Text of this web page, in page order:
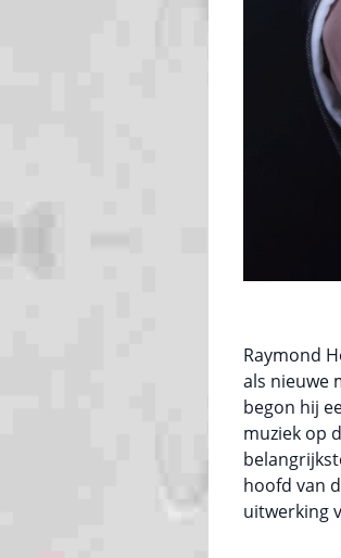
Raymond
als nieuwe
begon hij
muziek op
hoofd van
uitwerking